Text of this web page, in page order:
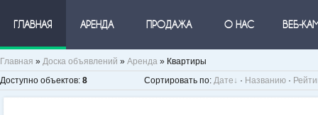
ГЛАВНАЯ АРЕНДА ПРОДАЖА О НАС ВЕБ-
Главная » Доска объявлений » Аренда » Квартиры
Доступно объектов: 8 Сортировать по: Дате · Названию ·